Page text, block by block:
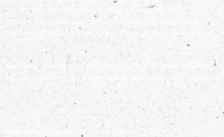
από στομάχια κοτόπουλου, καρδιές κοτόπουλου, κρέας
κοτόπουλου, συκωτάκια κοτόπουλου, λαιμούς κοτόπουλου,
ζωμό κοτόπουλου), 3% κράνμπερι, 1% μέταλλα, 0,1% κάρδαμο
Ανάλυση:
Ακατέργαστη πρωτεΐνη 10,4%, ακατέργαστο λίπος
5%, ακατέργαστη τέφρα 2,3%, ακατέργαστες ίνες 0,3%, υγρασία
80%
Πρόσθετα:
Βιταμίνη D3 200 IU, Ταυρίνη 1.500 mg,